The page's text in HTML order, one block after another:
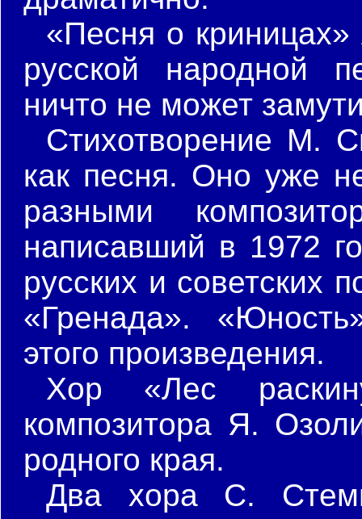
«Песня о
русской народной
ничто не может
Стихотворение М.
как песня. Оно уже
разными
написавший в 1972
русских и советских
«Гренада».
этого произведения.
Хор «Лес
композитора Я.
родного края.
Два хора С.